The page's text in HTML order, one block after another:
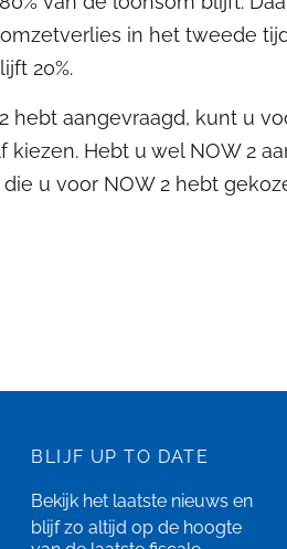
in het tweede
20%.
hebt aangevraagd, kunt u
kiezen. Hebt u wel NOW 2
u voor NOW 2 hebt
BLIJF UP TO DATE
Bekijk het laatste nieuws en
blijf zo altijd op de hoogte